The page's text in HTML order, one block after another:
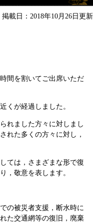
掲載日：2018年10月26日更新
間を割いてご出席いただ
くが経過しました。
れました方々に対しまし
れた多くの方々に対し，
ては，さまざまな形で復
，敬意を表します。
の被災者支援，断水時に
た交通網等の復旧，廃棄